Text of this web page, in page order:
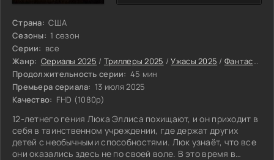
Страна: США
Сезоны: 1 сезон
Серии: все
Жанр: Сериалы 2025 / Триллеры 2025 /Ужасы 2025 /Фантастические сериалы 2025
Продолжительность серии: 45 мин
Премьера сериала: 13 июля 2025
Качество: FHD (1080p)
12-летнего гения Люка Эллиса похищают, и он приходит в
себя в таинственном учреждении, где держат других
детей с необычными способностями. Люк узнаёт, что все
они оказались здесь не по своей воле. В это время в